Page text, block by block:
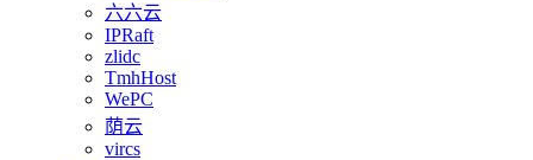
六六云
IPRaft
zlidc
TmhHost
WePC
荫云
vircs